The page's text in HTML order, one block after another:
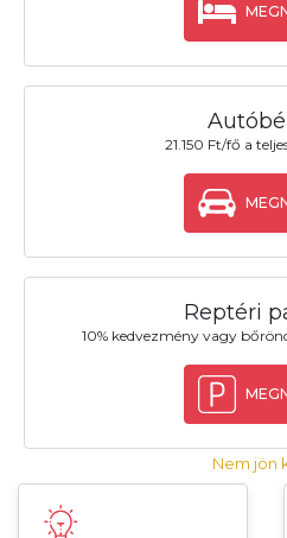
21.150 Ft/fő a
Reptéri
10% kedvezmény vagy
Nem jön